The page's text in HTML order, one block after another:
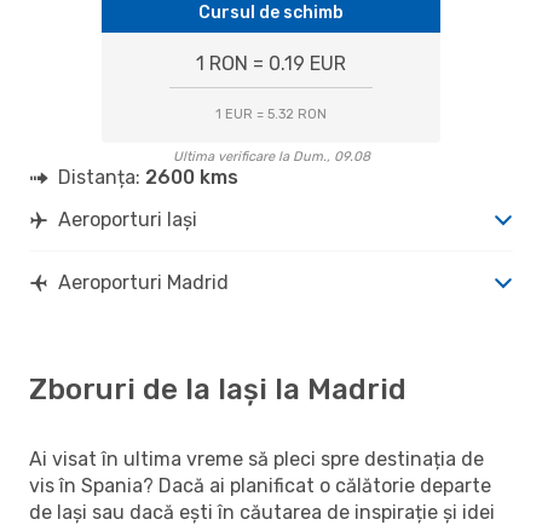
Cursul de schimb
1 RON = 0.19 EUR
1 EUR = 5.32 RON
Ultima verificare la Dum., 09.08
Distanța: 2600 kms
Aeroporturi Iași
Aeroporturi Madrid
Zboruri de la Iași la Madrid
Ai visat în ultima vreme să pleci spre destinația de
vis în Spania? Dacă ai planificat o călătorie departe
de Iași sau dacă ești în căutarea de inspirație și idei